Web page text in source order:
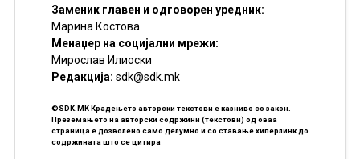
Заменик главен и одговорен уредник:
Марина Костова
Менаџер на социјални мрежи:
Мирослав Илиоски
Редакцијa: sdk@sdk.mk
©SDK.MK Крадењето авторски текстови е казниво со закон.
Преземањето на авторски содржини (текстови) од оваа
страница е дозволено само делумно и со ставање хиперлинк до
содржината што се цитира